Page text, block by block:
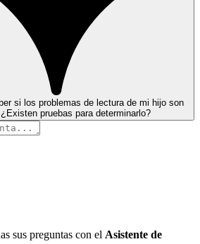
si los problemas de lectura de mi hijo son
pruebas para determinarlo?
sus preguntas con el Asistente de